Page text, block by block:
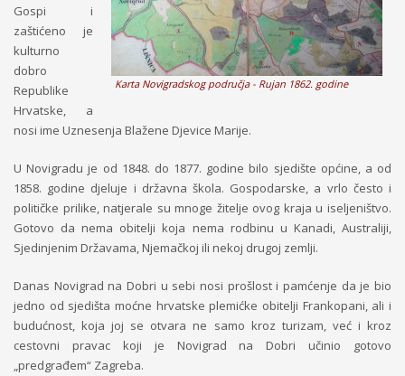
Karta Novigradskog područja - Rujan 1862. godine
Gospi i
zaštićeno je
kulturno
dobro
Republike
Hrvatske, a
nosi ime Uznesenja Blažene Djevice Marije.
U Novigradu je od 1848. do 1877. godine bilo sjedište općine, a od
1858. godine djeluje i državna škola. Gospodarske, a vrlo često i
političke prilike, natjerale su mnoge žitelje ovog kraja u iseljeništvo.
Gotovo da nema obitelji koja nema rodbinu u Kanadi, Australiji,
Sjedinjenim Državama, Njemačkoj ili nekoj drugoj zemlji.
Danas Novigrad na Dobri u sebi nosi prošlost i pamćenje da je bio
jedno od sjedišta moćne hrvatske plemićke obitelji Frankopani, ali i
budućnost, koja joj se otvara ne samo kroz turizam, već i kroz
cestovni pravac koji je Novigrad na Dobri učinio gotovo
„predgrađem“ Zagreba.